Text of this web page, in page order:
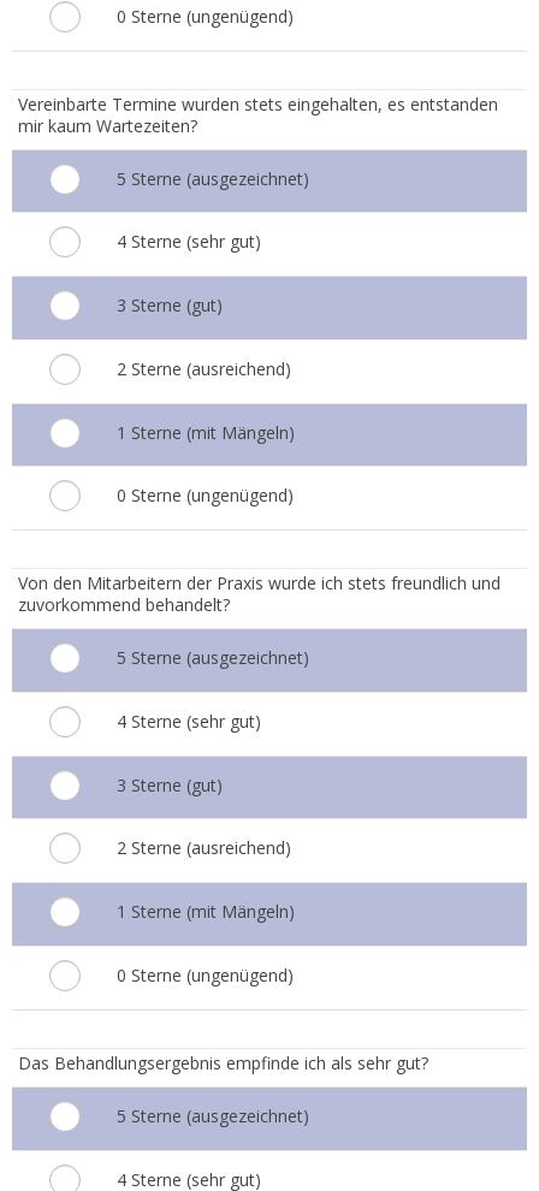
0 Sterne (ungenügend)
Vereinbarte Termine wurden stets eingehalten, es entstanden
mir kaum Wartezeiten?
5 Sterne (ausgezeichnet)
4 Sterne (sehr gut)
3 Sterne (gut)
2 Sterne (ausreichend)
1 Sterne (mit Mängeln)
0 Sterne (ungenügend)
Von den Mitarbeitern der Praxis wurde ich stets freundlich und
zuvorkommend behandelt?
5 Sterne (ausgezeichnet)
4 Sterne (sehr gut)
3 Sterne (gut)
2 Sterne (ausreichend)
1 Sterne (mit Mängeln)
0 Sterne (ungenügend)
Das Behandlungsergebnis empfinde ich als sehr gut?
5 Sterne (ausgezeichnet)
4 Sterne (sehr gut)